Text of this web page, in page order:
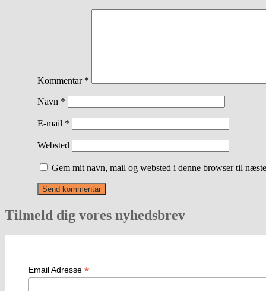
Kommentar *
Navn *
E-mail *
Websted
Gem mit navn, mail og websted i denne browser til
Tilmeld dig vores nyhedsbrev
Email Adresse *